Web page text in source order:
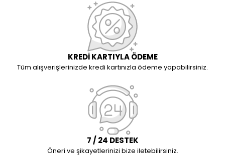
KREDİ KARTIYLA ÖDEME
Tüm alışverişlerinizde kredi kartınızla ödeme yapabilirsiniz.
7 / 24 DESTEK
Öneri ve şikayetlerinizi bize iletebilirsiniz.